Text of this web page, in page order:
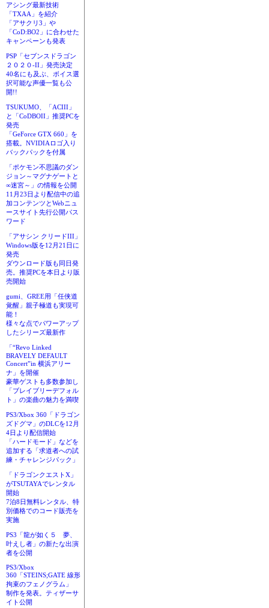
アシング最新技術
「TXAA」を紹介
「アサクリ3」や
「CoD:BO2」に合わせた
キャンペーンも発表
PSP「セブンスドラゴン
２０２０-II」発売決定
40名にも及ぶ、ボイス選
択可能な声優一覧も公
開!!
TSUKUMO、「ACIII」
と「CoDBOII」推奨PCを
発売
「GeForce GTX 660」を
搭載。NVIDIAロゴ入り
バックパックを付属
「ポケモン不思議のダン
ジョン～マグナゲートと
∞迷宮～」の情報を公開
11月23日より配信中の追
加コンテンツとWebニュ
ースサイト先行公開パス
ワード
「アサシン クリードIII」
Windows版を12月21日に
発売
ダウンロード版も同日発
売。推奨PCを本日より販
売開始
gumi、GREE用「任侠道
覚醒」親子極道も実現可
能！
様々な点でパワーアップ
したシリーズ最新作
「“Revo Linked
BRAVELY DEFAULT
Concert”in 横浜アリー
ナ」を開催
豪華ゲストも多数参加し
「ブレイブリーデフォル
ト」の楽曲の魅力を満喫
PS3/Xbox 360「ドラゴン
ズドグマ」のDLCを12月
4日より配信開始
「ハードモード」などを
追加する「求道者への試
練・チャレンジパック」
「ドラゴンクエストX」
がTSUTAYAでレンタル
開始
7泊8日無料レンタル、特
別価格でのコード販売を
実施
PS3「龍が如く５ 夢、
叶えし者」の新たな出演
者を公開
PS3/Xbox
360「STEINS;GATE 線形
拘束のフェノグラム」
制作を発表。ティザーサ
イト公開